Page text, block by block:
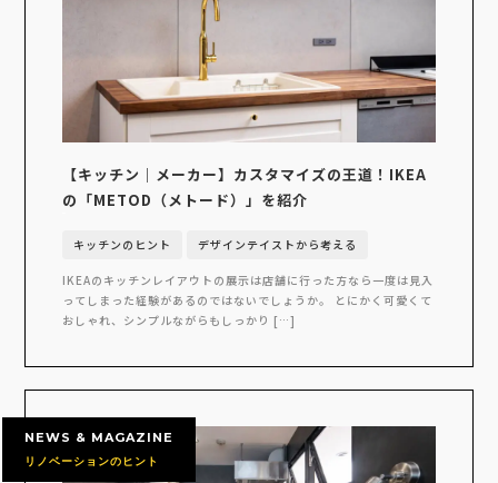
【キッチン｜メーカー】カスタマイズの王道！IKEA
の「METOD（メトード）」を紹介
キッチンのヒント デザインテイストから考える
IKEAのキッチンレイアウトの展示は店舗に行った方なら一度は見入
ってしまった経験があるのではないでしょうか。 とにかく可愛くて
おしゃれ、シンプルながらもしっかり […]
NEWS & MAGAZINE
リノベーションのヒント